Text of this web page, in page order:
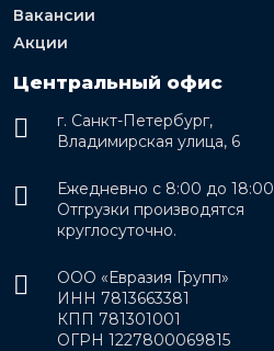
Вакансии
Акции
Центральный офис
г. Санкт-Петербург,
Владимирская улица, 6
Ежедневно с 8:00 до 18:00
Отгрузки производятся
круглосуточно.
ООО «Евразия Групп»
ИНН 7813663381
КПП 781301001
ОГРН 1227800069815